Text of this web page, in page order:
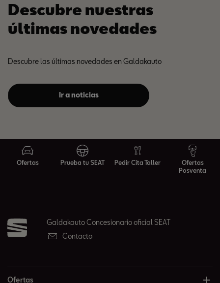
Ofertas Prueba tu SEAT Pedir Cita Taller
Ofertas
Posventa
Descubre nuestras
últimas novedades
Descubre las últimas novedades en Galdakauto
Ir a noticias
Galdakauto Concesionario oficial SEAT
Contacto
Ofertas